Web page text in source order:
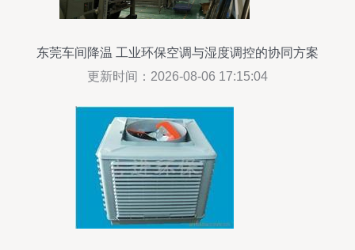
东莞车间降温 工业环保空调与湿度调控的协同方案
更新时间：2026-08-06 17:15:04